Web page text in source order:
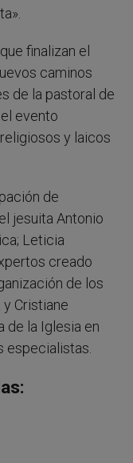
finalizan el
caminos
de la pastoral de
evento
y laicos
de
jesuita Antonio
Leticia
creado
de los
Cristiane
de la Iglesia en
especialistas.